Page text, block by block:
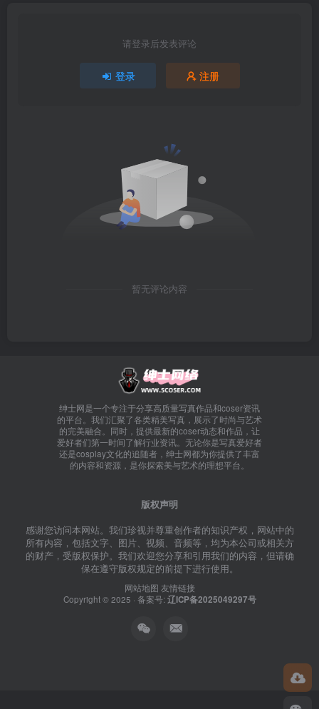
请登录后发表评论
登录 注册
暂无评论内容
绅士网是一个专注于分享高质量写真作品和coser资讯
的平台。我们汇聚了各类精美写真，展示了时尚与艺术
的完美融合。同时，提供最新的coser动态和作品，让
爱好者们第一时间了解行业资讯。无论你是写真爱好者
还是cosplay文化的追随者，绅士网都为你提供了丰富
的内容和资源，是你探索美与艺术的理想平台。
版权声明
感谢您访问本网站。我们珍视并尊重创作者的知识产权，网站中的
所有内容，包括文字、图片、视频、音频等，均为本公司或相关方
的财产，受版权保护。我们欢迎您分享和引用我们的内容，但请确
保在遵守版权规定的前提下进行使用。
网站地图 友情链接
Copyright © 2025 · 备案号: 辽ICP备2025049297号